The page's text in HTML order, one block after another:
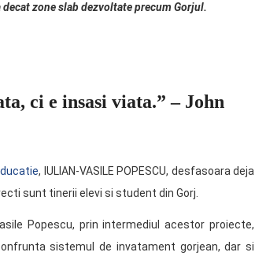
zone slab dezvoltate precum Gorjul.
ci e insasi viata.” – John
, IULIAN-VASILE POPESCU, desfasoara deja
sunt tinerii elevi si student din Gorj.
Popescu, prin intermediul acestor proiecte,
sistemul de invatament gorjean, dar si